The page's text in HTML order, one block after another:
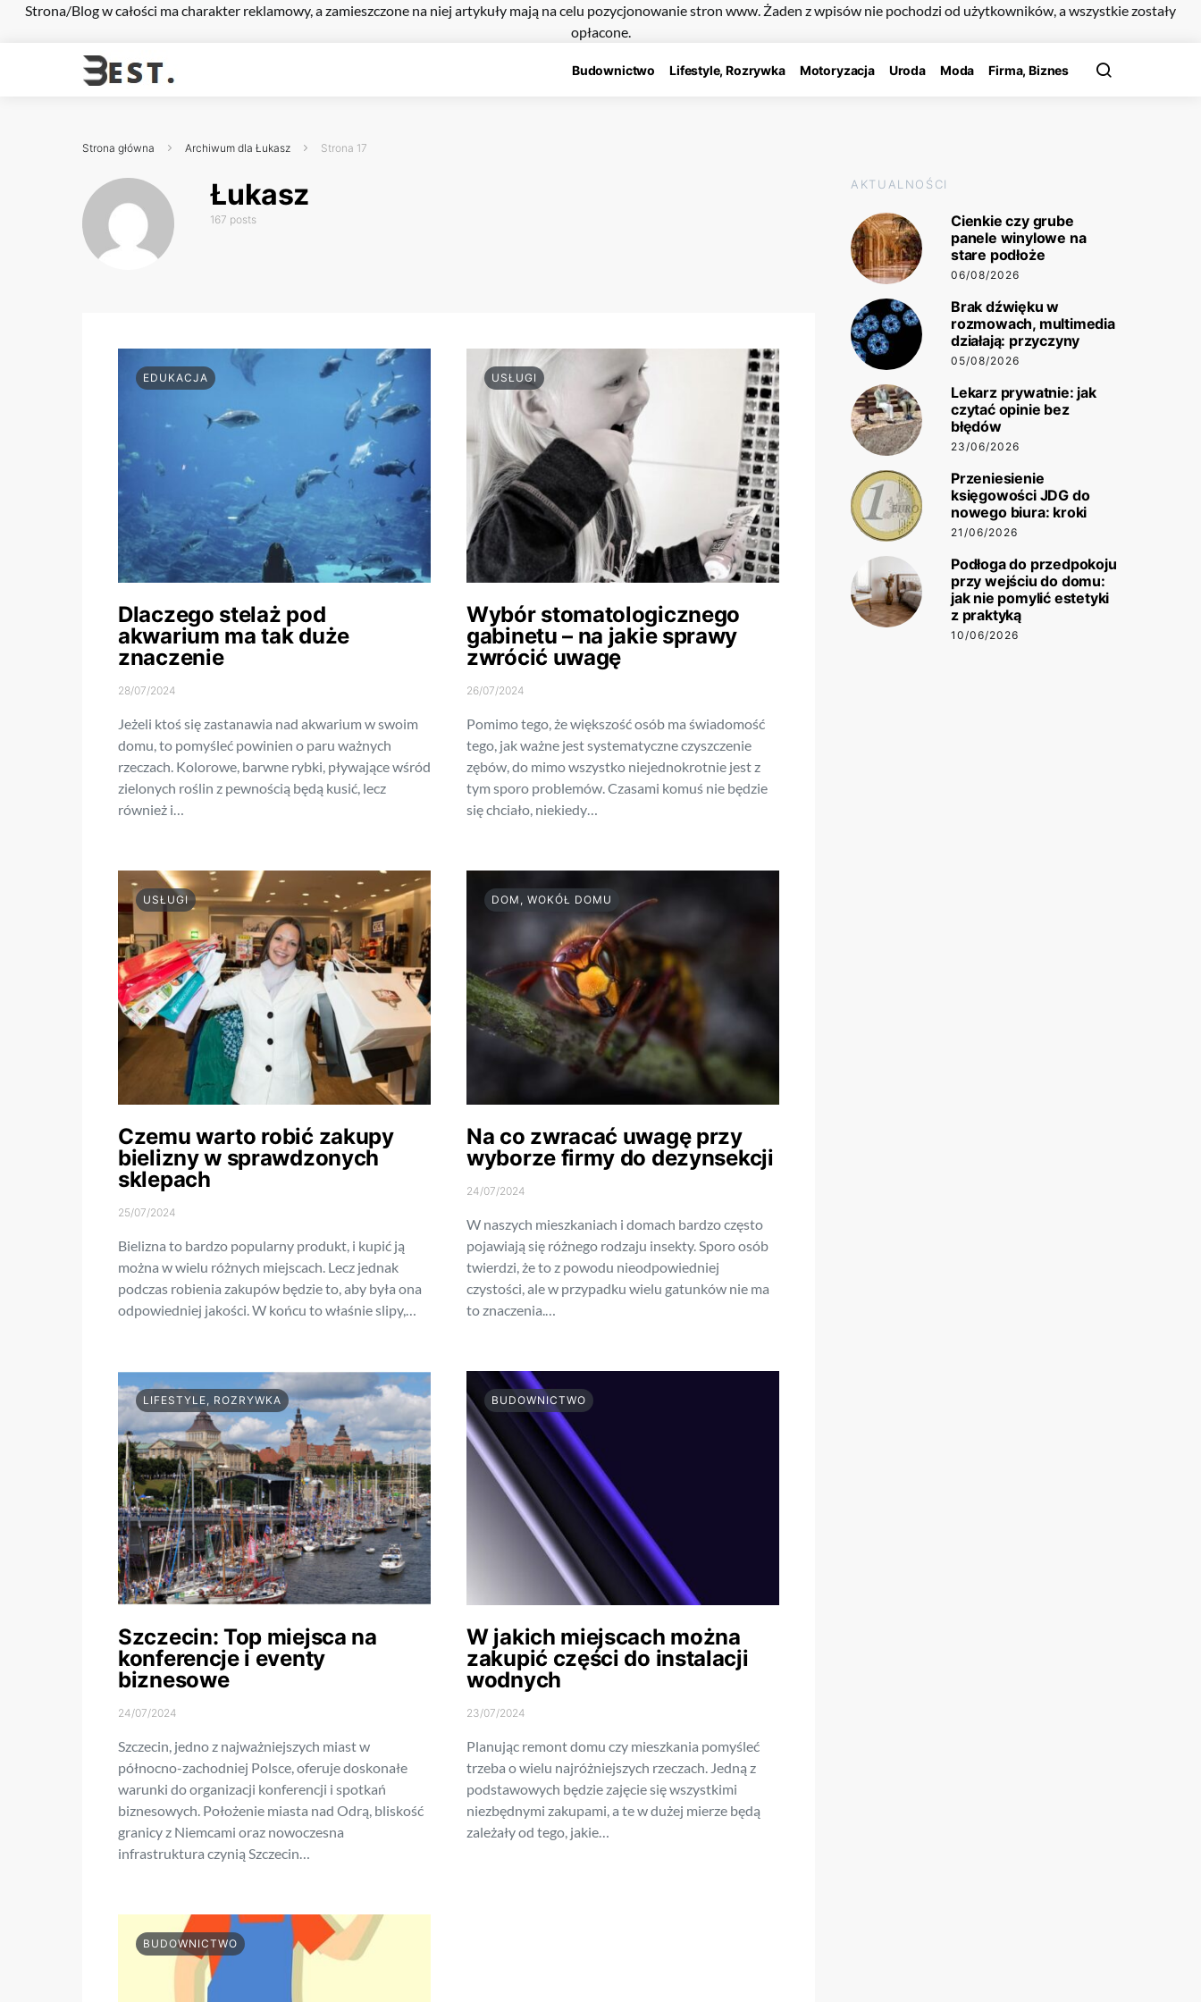
Strona/Blog w całości ma charakter reklamowy, a zamieszczone na niej artykuły mają na celu pozycjonowanie stron www. Żaden z wpisów nie pochodzi od użytkowników, a wszystkie zostały
opłacone.
Budownictwo Lifestyle, Rozrywka Motoryzacja Uroda Moda Firma, Biznes
Strona główna Archiwum dla Łukasz Strona 17
Łukasz
167 posts
EDUKACJA
Dlaczego stelaż pod
akwarium ma tak duże
znaczenie
28/07/2024
Jeżeli ktoś się zastanawia nad akwarium w swoim
domu, to pomyśleć powinien o paru ważnych
rzeczach. Kolorowe, barwne rybki, pływające wśród
zielonych roślin z pewnością będą kusić, lecz
również i…
USŁUGI
Wybór stomatologicznego
gabinetu – na jakie sprawy
zwrócić uwagę
26/07/2024
Pomimo tego, że większość osób ma świadomość
tego, jak ważne jest systematyczne czyszczenie
zębów, do mimo wszystko niejednokrotnie jest z
tym sporo problemów. Czasami komuś nie będzie
się chciało, niekiedy…
USŁUGI
Czemu warto robić zakupy
bielizny w sprawdzonych
sklepach
25/07/2024
Bielizna to bardzo popularny produkt, i kupić ją
można w wielu różnych miejscach. Lecz jednak
podczas robienia zakupów będzie to, aby była ona
odpowiedniej jakości. W końcu to właśnie slipy,…
DOM, WOKÓŁ DOMU
Na co zwracać uwagę przy
wyborze firmy do dezynsekcji
24/07/2024
W naszych mieszkaniach i domach bardzo często
pojawiają się różnego rodzaju insekty. Sporo osób
twierdzi, że to z powodu nieodpowiedniej
czystości, ale w przypadku wielu gatunków nie ma
to znaczenia.…
LIFESTYLE, ROZRYWKA
Szczecin: Top miejsca na
konferencje i eventy
biznesowe
24/07/2024
Szczecin, jedno z najważniejszych miast w
północno-zachodniej Polsce, oferuje doskonałe
warunki do organizacji konferencji i spotkań
biznesowych. Położenie miasta nad Odrą, bliskość
granicy z Niemcami oraz nowoczesna
infrastruktura czynią Szczecin…
BUDOWNICTWO
W jakich miejscach można
zakupić części do instalacji
wodnych
23/07/2024
Planując remont domu czy mieszkania pomyśleć
trzeba o wielu najróżniejszych rzeczach. Jedną z
podstawowych będzie zajęcie się wszystkimi
niezbędnymi zakupami, a te w dużej mierze będą
zależały od tego, jakie…
BUDOWNICTWO
AKTUALNOŚCI
Cienkie czy grube
panele winylowe na
stare podłoże
06/08/2026
Brak dźwięku w
rozmowach, multimedia
działają: przyczyny
05/08/2026
Lekarz prywatnie: jak
czytać opinie bez
błędów
23/06/2026
Przeniesienie
księgowości JDG do
nowego biura: kroki
21/06/2026
Podłoga do przedpokoju
przy wejściu do domu:
jak nie pomylić estetyki
z praktyką
10/06/2026